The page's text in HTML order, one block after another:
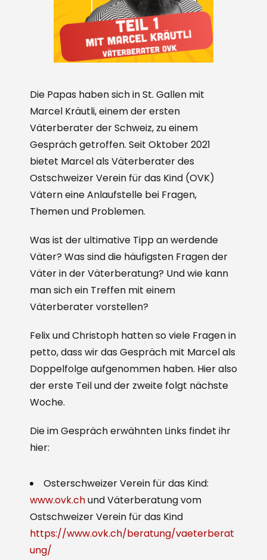
Die Papas haben sich in St. Gallen mit
Marcel Kräutli, einem der ersten
Väterberater der Schweiz, zu einem
Gespräch getroffen. Seit Oktober 2021
bietet Marcel als Väterberater des
Ostschweizer Verein für das Kind (OVK)
Vätern eine Anlaufstelle bei Fragen,
Themen und Problemen.
Was ist der ultimative Tipp an werdende
Väter? Was sind die häufigsten Fragen der
Väter in der Väterberatung? Und wie kann
man sich ein Treffen mit einem
Väterberater vorstellen?
Felix und Christoph hatten so viele Fragen in
petto, dass wir das Gespräch mit Marcel als
Doppelfolge aufgenommen haben. Hier also
der erste Teil und der zweite folgt nächste
Woche.
Die im Gespräch erwähnten Links findet ihr
hier:
Osterschweizer Verein für das Kind:
www.ovk.chund Väterberatung vom
Ostschweizer Verein für das Kind
https://www.ovk.ch/beratung/vaeterberat
ung/